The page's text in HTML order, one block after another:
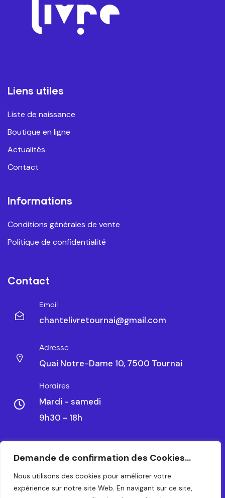
Demande de confirmation des Cookies...
Nous utilisons des cookies pour améliorer votre
expérience sur notre site Web. En navigant sur ce site,
Liens utiles
Liste de naissance
Boutique en ligne
Actualités
Contact
Informations
Conditions générales de vente
Politique de confidentialité
Contact
Email
chantelivretournai@gmail.com
Adresse
Quai Notre-Dame 10, 7500 Tournai
Horaires
Mardi - samedi
9h30 - 18h
© 2024 – TOUS DROITS RÉSERVÉS. CRÉATION PAR